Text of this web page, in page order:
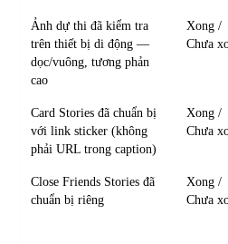
Ảnh dự thi đã kiểm tra
trên thiết bị di động —
dọc/vuông, tương phản
cao
Xong /
Chưa
Card Stories đã chuẩn bị
với link sticker (không
phải URL trong caption)
Xong /
Chưa
Close Friends Stories đã
chuẩn bị riêng
Xong /
Chưa